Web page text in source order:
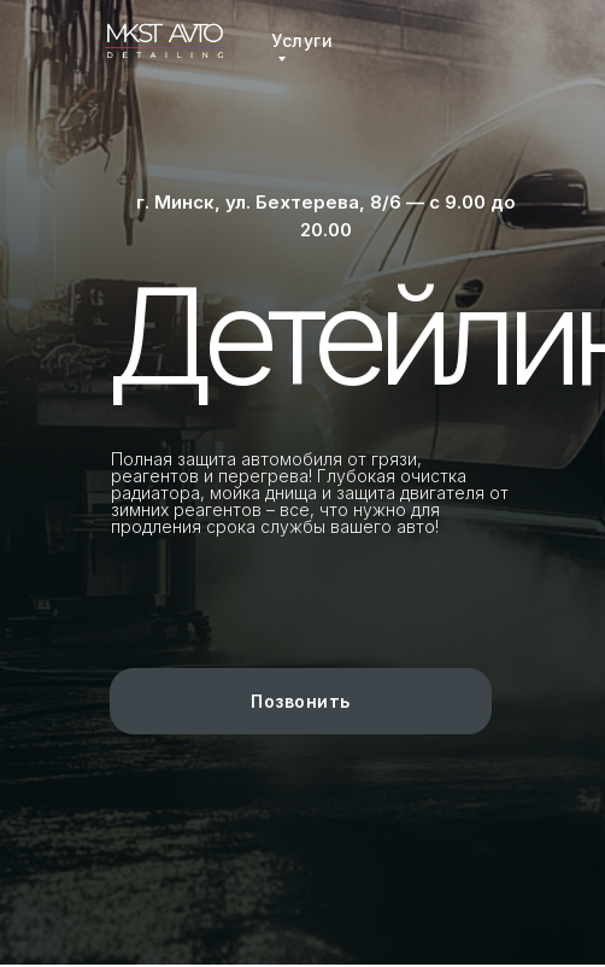
Услуги
Полная защита автомобиля от грязи,
реагентов и перегрева! Глубокая очистка
радиатора, мойка днища и защита двигателя от
зимних реагентов – все, что нужно для
продления срока службы вашего авто!
Позвонить
г. Минск, ул. Бехтерева, 8/6 — с 9.00 до
20.00